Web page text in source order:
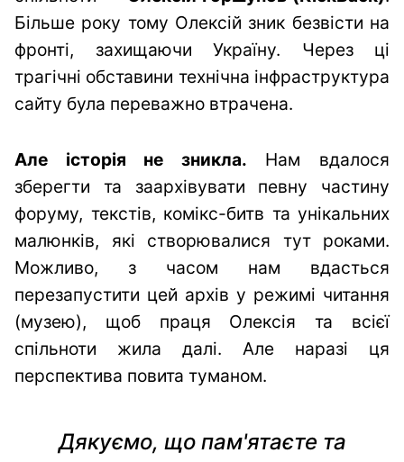
Більше року тому Олексій зник безвісти на
фронті, захищаючи Україну. Через ці
трагічні обставини технічна інфраструктура
сайту була переважно втрачена.
Але історія не зникла. Нам вдалося
зберегти та заархівувати певну частину
форуму, текстів, комікс-битв та унікальних
малюнків, які створювалися тут роками.
Можливо, з часом нам вдасться
перезапустити цей архів у режимі читання
(музею), щоб праця Олексія та всієї
спільноти жила далі. Але наразі ця
перспектива повита туманом.
Дякуємо, що пам'ятаєте та